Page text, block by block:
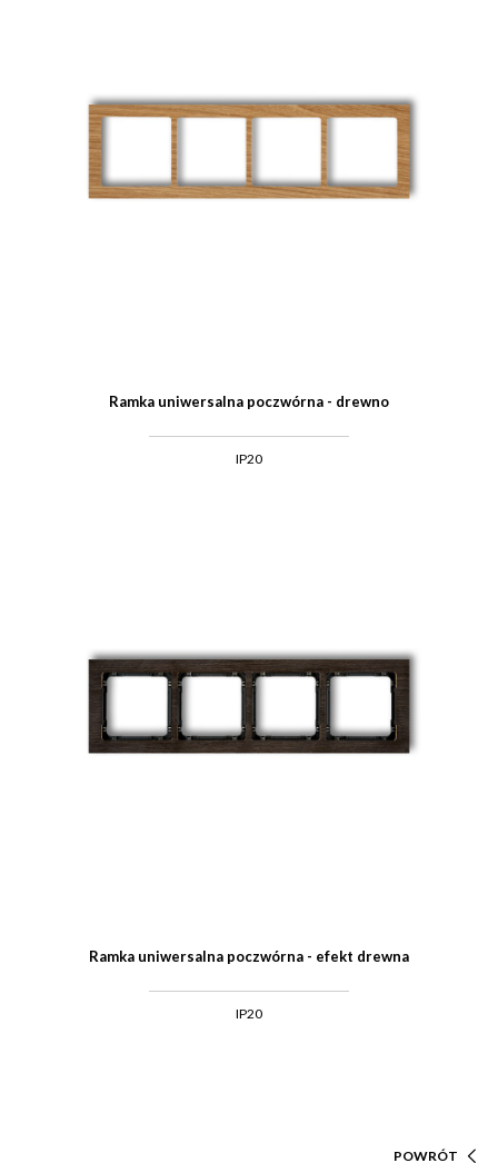
Ramka uniwersalna poczwórna - drewno
IP20
Ramka uniwersalna poczwórna - efekt drewna
IP20
POWRÓT